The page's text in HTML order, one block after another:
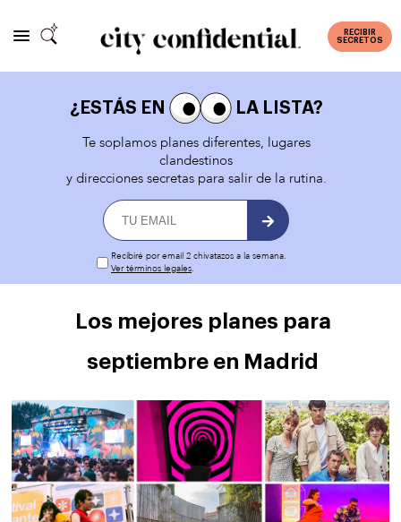
RECIBIR
SECRETOS
¿ESTÁS EN
LA LISTA?
Te soplamos planes diferentes, lugares
clandestinos
y direcciones secretas para salir de la rutina.
Recibiré por email 2 chivatazos a la semana.
Ver términos legales.
Los mejores planes para
septiembre en Madrid